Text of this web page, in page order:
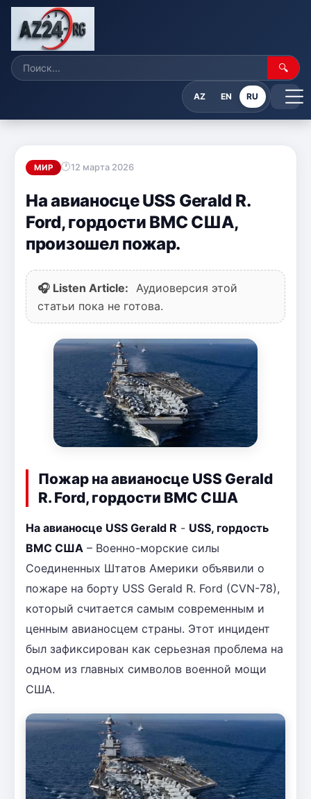
🔍
AZ EN RU
МИР 12 марта 2026
На авианосце USS Gerald R.
Ford, гордости ВМС США,
произошел пожар.
🎧 Listen Article:
Аудиоверсия этой
статьи пока не готова.
Пожар на авианосце USS Gerald
R. Ford, гордости ВМС США
На авианосце USS Gerald R - USS, гордость
ВМС США – Военно-морские силы
Соединенных Штатов Америки объявили о
пожаре на борту USS Gerald R. Ford (CVN-78),
который считается самым современным и
ценным авианосцем страны. Этот инцидент
был зафиксирован как серьезная проблема на
одном из главных символов военной мощи
США.